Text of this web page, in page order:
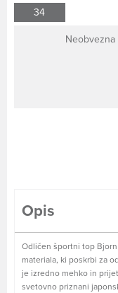
34
Opis
Odličen športni top
materiala, ki poskrbi za
je izredno mehko in
svetovno priznani